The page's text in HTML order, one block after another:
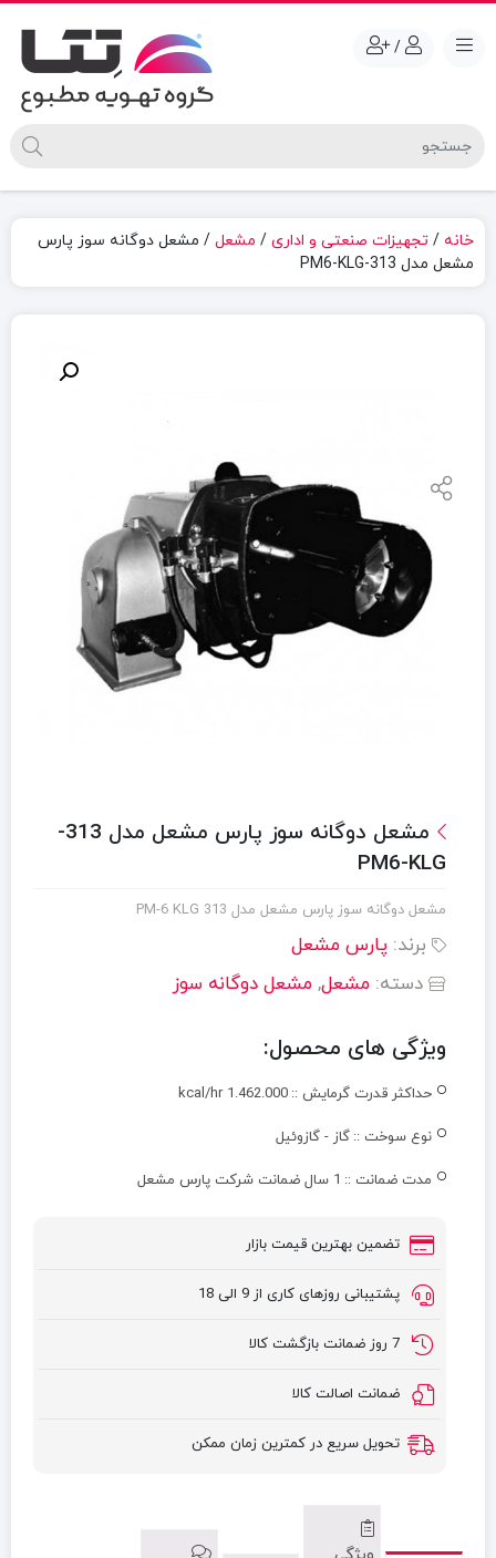
/
خانه / تجهیزات صنعتی و اداری / مشعل / مشعل دوگانه سوز پارس
مشعل مدل 313-PM6-KLG
مشعل دوگانه سوز پارس مشعل مدل 313-
PM6-KLG
مشعل دوگانه سوز پارس مشعل مدل 313 PM-6 KLG
برند: پارس مشعل
دسته: مشعل, مشعل دوگانه سوز
ویژگی های محصول:
حداکثر قدرت گرمایش :: kcal/hr 1.462.000
نوع سوخت :: گاز - گازوئیل
مدت ضمانت :: 1 سال ضمانت شرکت پارس مشعل
تضمین بهترین قیمت بازار
پشتیبانی روزهای کاری از 9 الی 18
7 روز ضمانت بازگشت کالا
ضمانت اصالت کالا
تحویل سریع در کمترین زمان ممکن